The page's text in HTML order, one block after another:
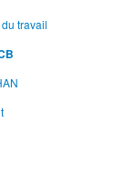
travail